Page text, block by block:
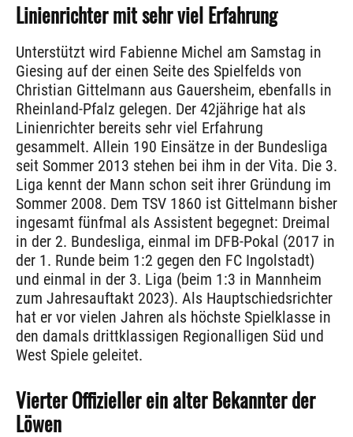
Linienrichter mit sehr viel Erfahrung
Unterstützt wird Fabienne Michel am Samstag in
Giesing auf der einen Seite des Spielfelds von
Christian Gittelmann aus Gauersheim, ebenfalls in
Rheinland-Pfalz gelegen. Der 42jährige hat als
Linienrichter bereits sehr viel Erfahrung
gesammelt. Allein 190 Einsätze in der Bundesliga
seit Sommer 2013 stehen bei ihm in der Vita. Die 3.
Liga kennt der Mann schon seit ihrer Gründung im
Sommer 2008. Dem TSV 1860 ist Gittelmann bisher
ingesamt fünfmal als Assistent begegnet: Dreimal
in der 2. Bundesliga, einmal im DFB-Pokal (2017 in
der 1. Runde beim 1:2 gegen den FC Ingolstadt)
und einmal in der 3. Liga (beim 1:3 in Mannheim
zum Jahresauftakt 2023). Als Hauptschiedsrichter
hat er vor vielen Jahren als höchste Spielklasse in
den damals drittklassigen Regionalligen Süd und
West Spiele geleitet.
Vierter Offizieller ein alter Bekannter der
Löwen